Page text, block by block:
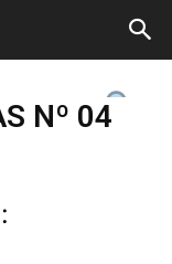
Nº 04